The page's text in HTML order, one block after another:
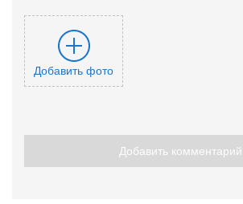
Добавить фото
Добавить комментарий